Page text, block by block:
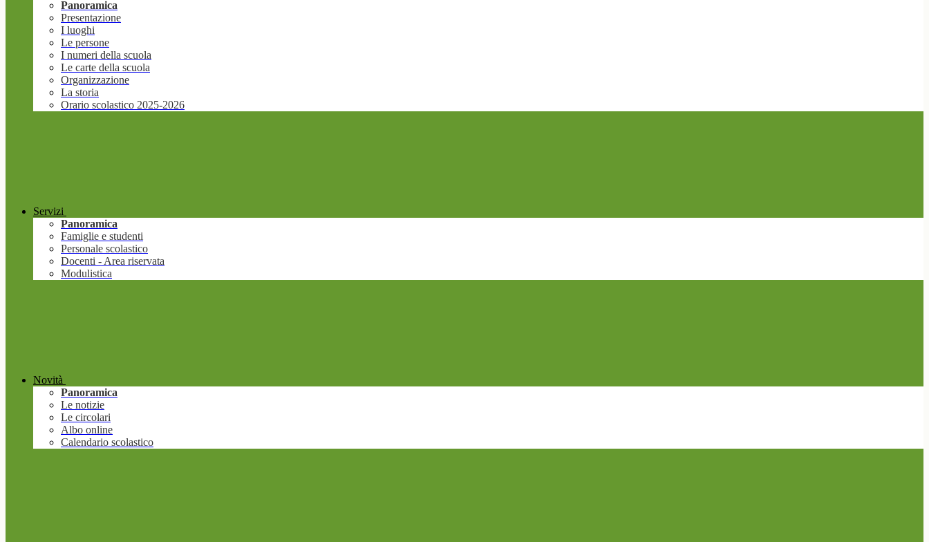
Panoramica
Presentazione
I luoghi
Le persone
I numeri della scuola
Le carte della scuola
Organizzazione
La storia
Orario scolastico 2025-2026
Servizi
Panoramica
Famiglie e studenti
Personale scolastico
Docenti - Area riservata
Modulistica
Novità
Panoramica
Le notizie
Le circolari
Albo online
Calendario scolastico